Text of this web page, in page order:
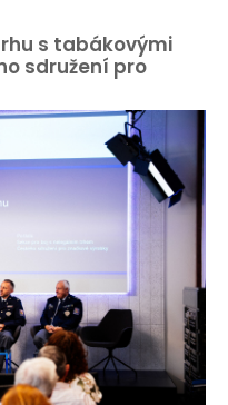
s tabákovými
sdružení pro